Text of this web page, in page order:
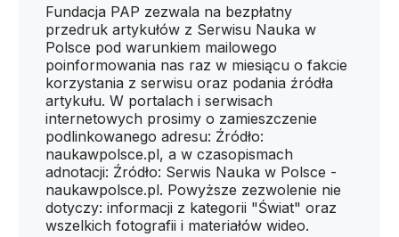
Fundacja PAP zezwala na bezpłatny
przedruk artykułów z Serwisu Nauka w
Polsce pod warunkiem mailowego
poinformowania nas raz w miesiącu o fakcie
korzystania z serwisu oraz podania źródła
artykułu. W portalach i serwisach
internetowych prosimy o zamieszczenie
podlinkowanego adresu: Źródło:
naukawpolsce.pl, a w czasopismach
adnotacji: Źródło: Serwis Nauka w Polsce -
naukawpolsce.pl. Powyższe zezwolenie nie
dotyczy: informacji z kategorii "Świat" oraz
wszelkich fotografii i materiałów wideo.